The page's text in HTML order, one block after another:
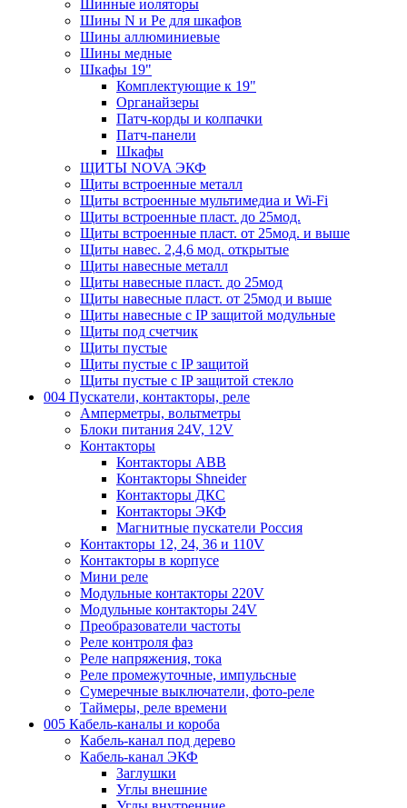
Шинные иоляторы
Шины N и Pe для шкафов
Шины аллюминиевые
Шины медные
Шкафы 19"
Комплектующие к 19"
Органайзеры
Патч-корды и колпачки
Патч-панели
Шкафы
ЩИТЫ NOVA ЭКФ
Щиты встроенные металл
Щиты встроенные мультимедиа и Wi-Fi
Щиты встроенные пласт. до 25мод.
Щиты встроенные пласт. от 25мод. и выше
Щиты навес. 2,4,6 мод. открытые
Щиты навесные металл
Щиты навесные пласт. до 25мод
Щиты навесные пласт. от 25мод и выше
Щиты навесные с IP защитой модульные
Щиты под счетчик
Щиты пустые
Щиты пустые с IP защитой
Щиты пустые с IP защитой стекло
004 Пускатели, контакторы, реле
Амперметры, вольтметры
Блоки питания 24V, 12V
Контакторы
Контакторы ABB
Контакторы Shneider
Контакторы ДКС
Контакторы ЭКФ
Магнитные пускатели Россия
Контакторы 12, 24, 36 и 110V
Контакторы в корпусе
Мини реле
Модульные контакторы 220V
Модульные контакторы 24V
Преобразователи частоты
Реле контроля фаз
Реле напряжения, тока
Реле промежуточные, импульсные
Сумеречные выключатели, фото-реле
Таймеры, реле времени
005 Кабель-каналы и короба
Кабель-канал под дерево
Кабель-канал ЭКФ
Заглушки
Углы внешние